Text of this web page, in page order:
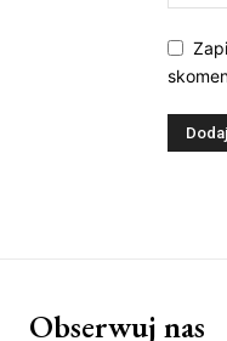
Obserwuj nas